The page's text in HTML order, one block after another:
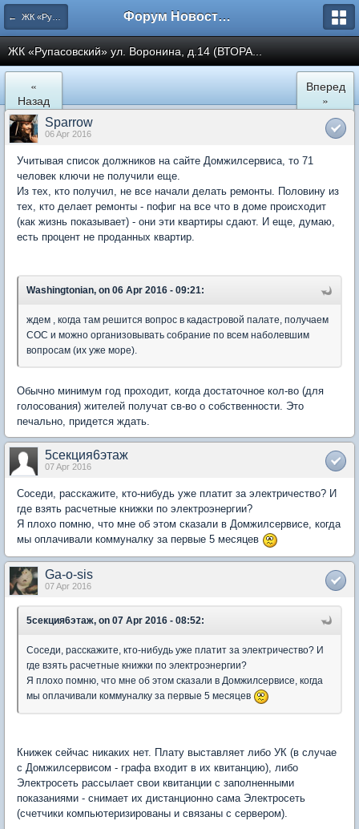
← ЖК «Рупасовский» Форум Новостройки
ЖК «Рупасовский» ул. Воронина, д.14 (ВТОРА...
«
Назад
Вперед
»
Sparrow
06 Apr 2016
Учитывая список должников на сайте Домжилсервиса, то 71
человек ключи не получили еще.
Из тех, кто получил, не все начали делать ремонты. Половину из
тех, кто делает ремонты - пофиг на все что в доме происходит
(как жизнь показывает) - они эти квартиры сдают. И еще, думаю,
есть процент не проданных квартир.
Washingtonian, on 06 Apr 2016 - 09:21:
ждем , когда там решится вопрос в кадастровой палате, получаем
СОС и можно организовывать собрание по всем наболевшим
вопросам (их уже море).
Обычно минимум год проходит, когда достаточное кол-во (для
голосования) жителей получат св-во о собственности. Это
печально, придется ждать.
5секция6этаж
07 Apr 2016
Соседи, расскажите, кто-нибудь уже платит за электричество? И
где взять расчетные книжки по электроэнергии?
Я плохо помню, что мне об этом сказали в Домжилсервисе, когда
мы оплачивали коммуналку за первые 5 месяцев
Ga-o-sis
07 Apr 2016
5секция6этаж, on 07 Apr 2016 - 08:52:
Соседи, расскажите, кто-нибудь уже платит за электричество? И
где взять расчетные книжки по электроэнергии?
Я плохо помню, что мне об этом сказали в Домжилсервисе, когда
мы оплачивали коммуналку за первые 5 месяцев
Книжек сейчас никаких нет. Плату выставляет либо УК (в случае
с Домжилсервисом - графа входит в их квитанцию), либо
Электросеть рассылает свои квитанции с заполненными
показаниями - снимает их дистанционно сама Электросеть
(счетчики компьютеризированы и связаны с сервером).